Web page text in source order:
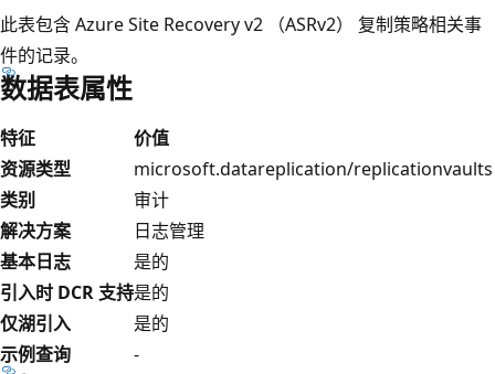
此表包含 Azure Site Recovery v2 （ASRv2） 复制策略相关事
件的记录。
数据表属性
特征
价值
资源类型
microsoft.datareplication/replicationvaults
类别
审计
解决方案
日志管理
基本日志
是的
引入时 DCR 支持是的
仅湖引入
是的
示例查询
-